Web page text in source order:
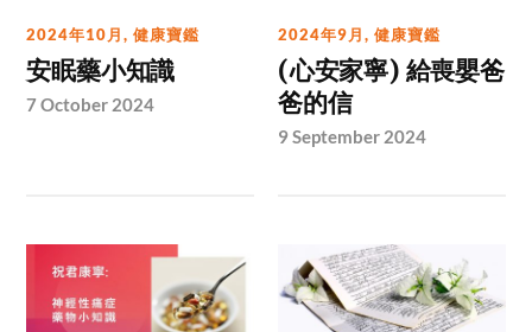
2024年10月,健康寶鑑
安眠藥小知識
7 October 2024
2024年9月,健康寶鑑
(心安家寧) 給喪嬰爸
爸的信
9 September 2024